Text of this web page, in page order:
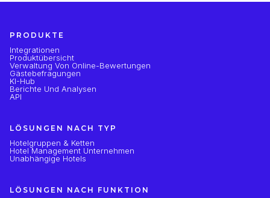
PRODUKTE
Integrationen
Produktübersicht
Verwaltung Von Online-Bewertungen
Gästebefragungen
KI-Hub
Berichte Und Analysen
API
LÖSUNGEN NACH TYP
Hotelgruppen & Ketten
Hotel Management Unternehmen
Unabhängige Hotels
LÖSUNGEN NACH FUNKTION